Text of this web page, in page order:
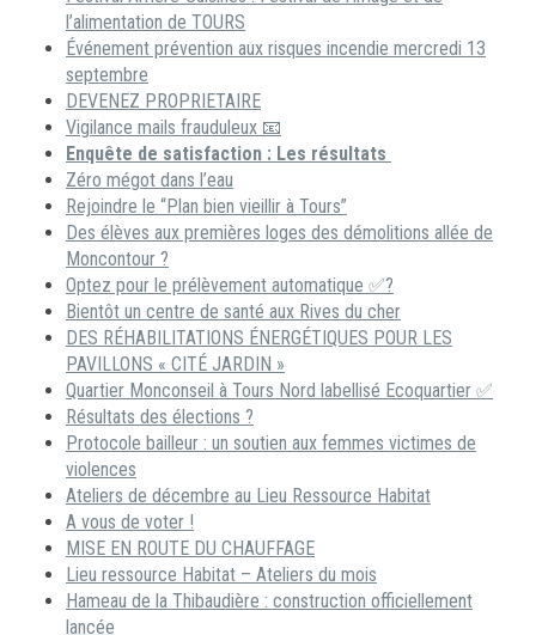
l’alimentation de TOURS
Événement prévention aux risques incendie mercredi 13
septembre
DEVENEZ PROPRIETAIRE
Vigilance mails frauduleux 📧
Enquête de satisfaction : Les résultats
Zéro mégot dans l’eau
Rejoindre le “Plan bien vieillir à Tours”
Des élèves aux premières loges des démolitions allée de
Moncontour ?
Optez pour le prélèvement automatique ✅?
Bientôt un centre de santé aux Rives du cher
DES RÉHABILITATIONS ÉNERGÉTIQUES POUR LES
PAVILLONS « CITÉ JARDIN »
Quartier Monconseil à Tours Nord labellisé Ecoquartier ✅
Résultats des élections ?
Protocole bailleur : un soutien aux femmes victimes de
violences
Ateliers de décembre au Lieu Ressource Habitat
A vous de voter !
MISE EN ROUTE DU CHAUFFAGE
Lieu ressource Habitat – Ateliers du mois
Hameau de la Thibaudière : construction officiellement
lancée